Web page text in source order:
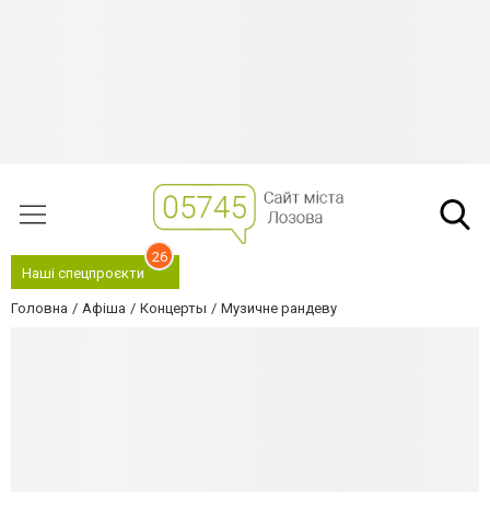
Наші спецпроєкти
26
Головна Афіша Концерты Музичне рандеву